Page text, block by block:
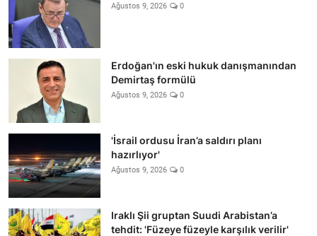
Ağustos 9, 2026 0
Erdoğan'ın eski hukuk danışmanından
Demirtaş formülü
Ağustos 9, 2026 0
'İsrail ordusu İran’a saldırı planı
hazırlıyor'
Ağustos 9, 2026 0
Iraklı Şii gruptan Suudi Arabistan’a
tehdit: 'Füzeye füzeyle karşılık verilir'